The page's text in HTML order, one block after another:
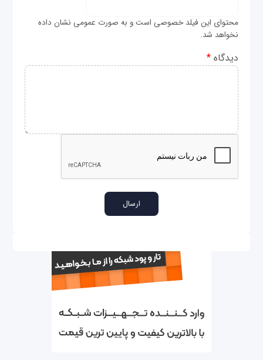
محتوای این فیلد خصوصی است و به صورت عمومی نشان داده
نخواهد شد.
دیدگاه*